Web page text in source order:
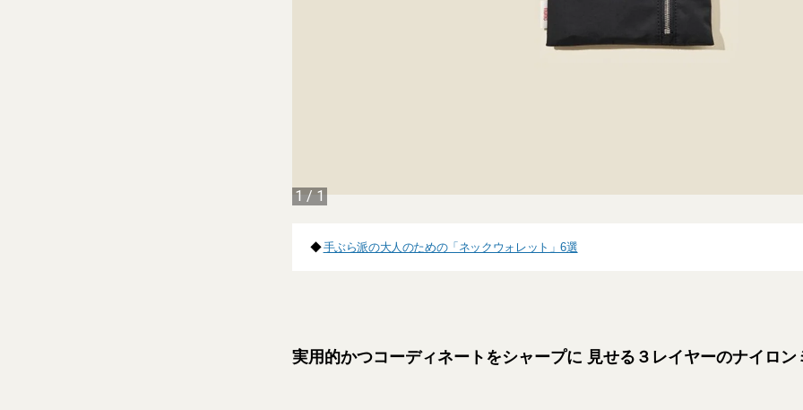
1 / 1
◆手ぶら派の大人のための「ネックウォレット」6選
実用的かつコーディネートをシャープに 見せる３レイヤーのナイロン